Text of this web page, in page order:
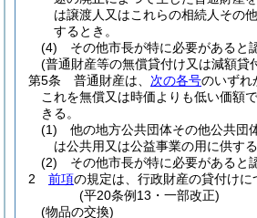
は譲渡人又はこれらの相続人その
するとき。
(4)
その他市長が特に必要があると
(普通財産等の無償貸付け又は減額貸
第5条
普通財産は、 次の各号のいずれ
これを無償又は時価よりも低い価額
きる。
(1)
他の地方公共団体その他公共団
は公共用又は公益事業の用に供する
(2)
その他市長が特に必要があると
2
前項の規定は、行政財産の貸付けに
(平20条例13・一部改正)
(物品の交換)